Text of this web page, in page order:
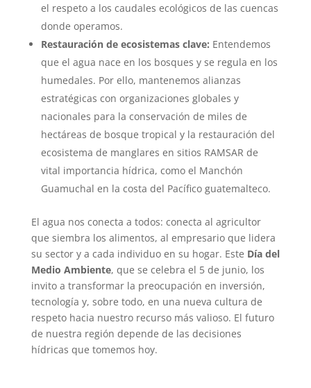
el respeto a los caudales ecológicos de las cuencas
donde operamos.
Restauración de ecosistemas clave: Entendemos
que el agua nace en los bosques y se regula en los
humedales. Por ello, mantenemos alianzas
estratégicas con organizaciones globales y
nacionales para la conservación de miles de
hectáreas de bosque tropical y la restauración del
ecosistema de manglares en sitios RAMSAR de
vital importancia hídrica, como el Manchón
Guamuchal en la costa del Pacífico guatemalteco.
El agua nos conecta a todos: conecta al agricultor
que siembra los alimentos, al empresario que lidera
su sector y a cada individuo en su hogar. Este Día del
Medio Ambiente, que se celebra el 5 de junio, los
invito a transformar la preocupación en inversión,
tecnología y, sobre todo, en una nueva cultura de
respeto hacia nuestro recurso más valioso. El futuro
de nuestra región depende de las decisiones
hídricas que tomemos hoy.